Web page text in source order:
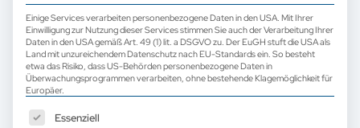
Einige Services verarbeiten personenbezogene Daten in den USA. Mit Ihrer
Einwilligung zur Nutzung dieser Services stimmen Sie auch der Verarbeitung Ihrer
Daten in den USA gemäß Art. 49 (1) lit. a DSGVO zu. Der EuGH stuft die USA als
Land mit unzureichendem Datenschutz nach EU-Standards ein. So besteht
etwa das Risiko, dass US-Behörden personenbezogene Daten in
Überwachungsprogrammen verarbeiten, ohne bestehende Klagemöglichkeit für
Europäer.
Es folgt eine Liste der Service-Gruppen, für die eine
Essenziell